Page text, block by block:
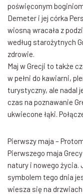
poświęconym
Demeter i jej córka
wiosną wracała z
według starożytnych
zdrowie.
Maj w Grecji to także
w pełni do kawiarni,
turystyczny, ale nadal
czas na poznawanie
ukwiecone łąki.
Pierwszy maja –
Pierwszego maja
natury i nowego życia.
symbolem tego dnia
wiesza się na